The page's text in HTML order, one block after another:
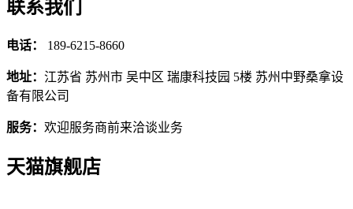
联系我们
电话： 189-6215-8660
地址： 江苏省 苏州市 吴中区 瑞康科技园 5楼 苏州中野桑拿设
备有限公司
服务： 欢迎服务商前来洽谈业务
天猫旗舰店